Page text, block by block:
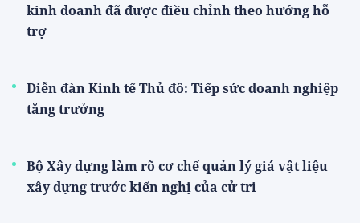
kinh doanh đã được điều chỉnh theo hướng hỗ
trợ
Diễn đàn Kinh tế Thủ đô: Tiếp sức doanh nghiệp
tăng trưởng
Bộ Xây dựng làm rõ cơ chế quản lý giá vật liệu
xây dựng trước kiến nghị của cử tri